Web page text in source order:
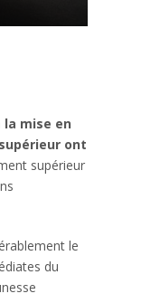
mise en
ont
supérieur
le
du